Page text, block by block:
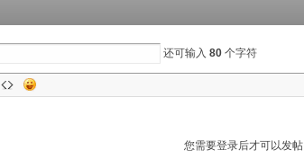
还可输入 80 个字符
您需要登录后才可以发帖